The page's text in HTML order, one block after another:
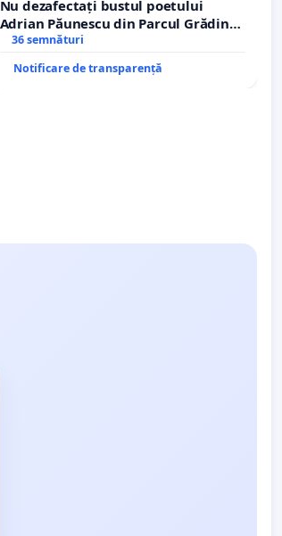
Nu dezafectați bustul poetului
Adrian Păunescu din Parcul Grădina
Icoanei! Stop cenzurii culturale!
36 semnături
Notificare de transparență